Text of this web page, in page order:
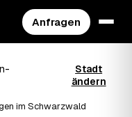
Anfragen
Stadt
ändern
im Schwarzwald